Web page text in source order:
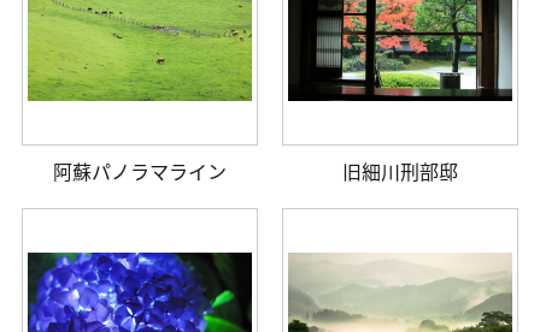
阿蘇パノラマライン 旧細川刑部邸